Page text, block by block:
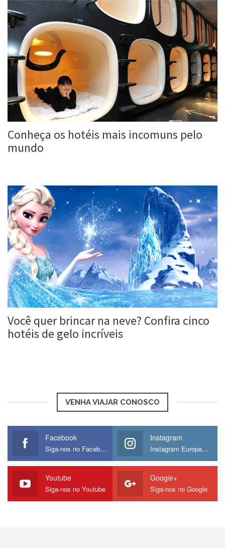
Conheça os hotéis mais incomuns pelo
mundo
Você quer brincar na neve? Confira cinco
hotéis de gelo incríveis
VENHA VIAJAR CONOSCO
Facebook
Siga-nos no Facebook
Instagram
Instagram Europamos
Youtube
Siga-nos no Youtube
Google+
Siga-nos no Google